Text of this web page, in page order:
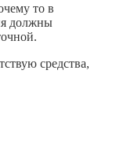
то в
должны
средства,